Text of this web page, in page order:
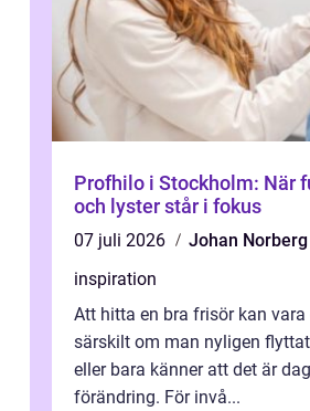
Profhilo i Stockholm: När
och lyster står i fokus
07 juli 2026
Johan Norberg
inspiration
Att hitta en bra frisör kan
särskilt om man nyligen
eller bara känner att det är
förändring. För invå...